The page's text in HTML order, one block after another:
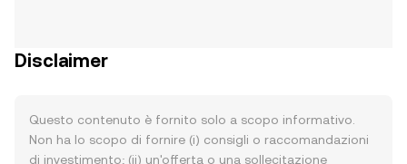
Disclaimer
Questo contenuto è fornito solo a scopo informativo.
Non ha lo scopo di fornire (i) consigli o raccomandazioni
di investimento; (ii) un'offerta o una sollecitazione